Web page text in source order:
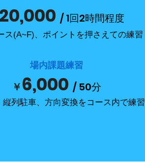
20,000 / 1回2時間程度
ス(A~F)、ポイントを押さえての練習
場内課題練習
￥6,000 / 50分
縦列駐車、方向変換をコース内で練習